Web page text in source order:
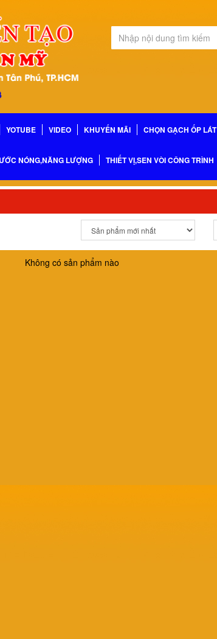
YOTUBE VIDEO KHUYẾN MÃI CHỌN GẠCH ỐP LÁT
NÓNG,NĂNG LƯỢNG THIẾT VỊ,SEN VÒI CÔNG TRÌNH
Không có sản phẩm nào